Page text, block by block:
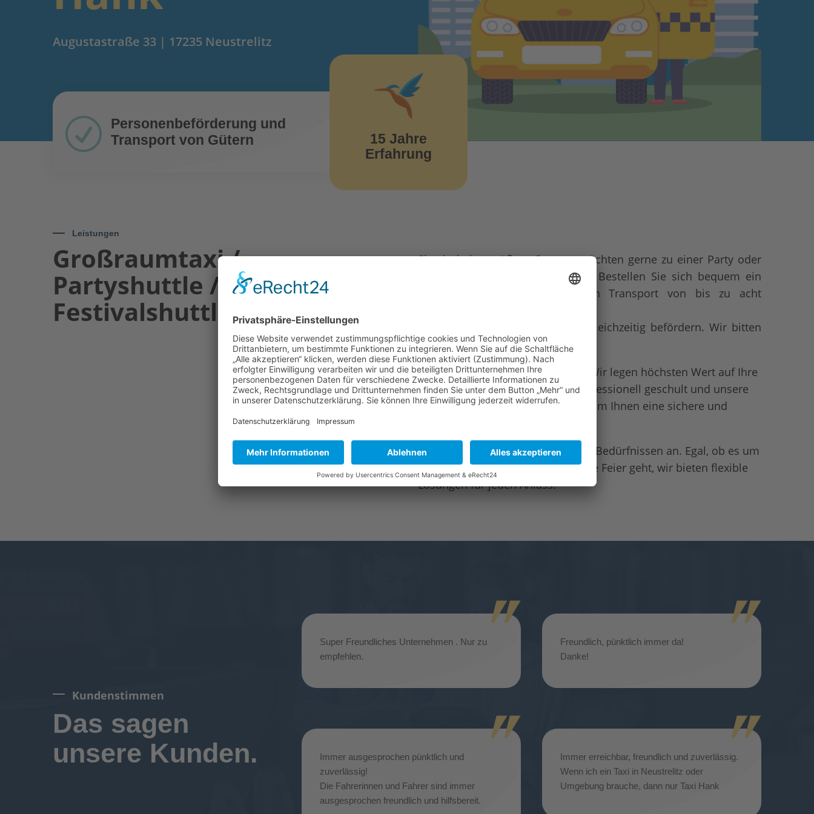
Augustastraße 33 | 17235 Neustrelitz
R
Personenbeförderung und
Transport von Gütern
15 Jahre
Erfahrung
Leistungen
Großraumtaxi /
Partyshuttle /
Festivalshuttle
Sie sind eine größere Gruppe, möchten gerne zu einer Party oder
möchten zu einer Veranstaltung? Bestellen Sie sich bequem ein
Großraumtaxi/Mietwagen für den Transport von bis zu acht
Wir können bis zu 40 Personen gleichzeitig befördern. Wir bitten
um rechtzeitige Reservierung!
Sicherheit und Verlässlichkeit:
Wir legen höchsten Wert auf Ihre
Sicherheit. Unsere Fahrer sind professionell geschult und unsere
Fahrzeuge sind bestens gewartet, um Ihnen eine sichere und
Flexibilität:
Wir passen uns Ihren Bedürfnissen an. Egal, ob es um
eine kleine Gruppe oder eine große Feier geht, wir bieten flexible
Lösungen für jeden Anlass.
Kundenstimmen
Das sagen
unsere Kunden.
Super Freundliches Unternehmen . Nur zu
empfehlen.
Freundlich, pünktlich immer da!
Danke!
Immer ausgesprochen pünktlich und
zuverlässig!
Die Fahrerinnen und Fahrer sind immer
ausgesprochen freundlich und hilfsbereit.
Immer erreichbar, freundlich und zuverlässig.
Wenn ich ein Taxi in Neustrelitz oder
Umgebung brauche, dann nur Taxi Hank